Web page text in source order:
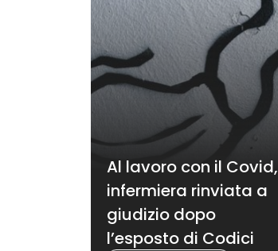
Al lavoro con il Covid,
infermiera rinviata a
giudizio dopo
l’esposto di Codici